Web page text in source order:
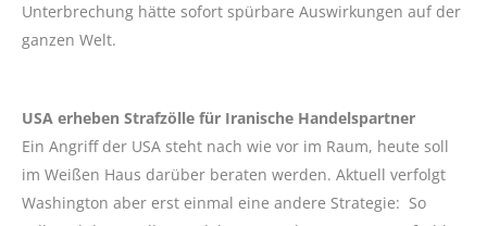
Unterbrechung hätte sofort spürbare Auswirkungen auf der
ganzen Welt.
USA erheben Strafzölle für Iranische Handelspartner
Ein Angriff der USA steht nach wie vor im Raum, heute soll
im Weißen Haus darüber beraten werden. Aktuell verfolgt
Washington aber erst einmal eine andere Strategie: So